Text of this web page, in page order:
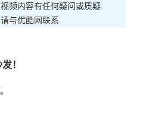
频内容有任何疑问或质疑
与优酷网联系
！
。